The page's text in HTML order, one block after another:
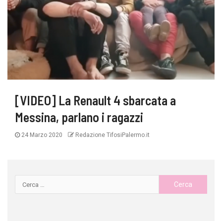
[VIDEO] La Renault 4 sbarcata a
Messina, parlano i ragazzi
24 Marzo 2020 Redazione TifosiPalermo.it